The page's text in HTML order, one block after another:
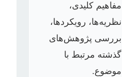
مفاهیم کلیدی،
نظریه‌ها، رویکردها،
بررسی پژوهش‌های
گذشته مرتبط با
موضوع.